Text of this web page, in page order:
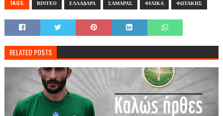
TAGS: ΒΙΝΤΕΟ ΕΛΛΑΔΑΡΑ ΣΑΜΑΡΑΣ ΦΙΛΙΚΑ ΦΩΤΑΚΗΣ
RELATED POSTS